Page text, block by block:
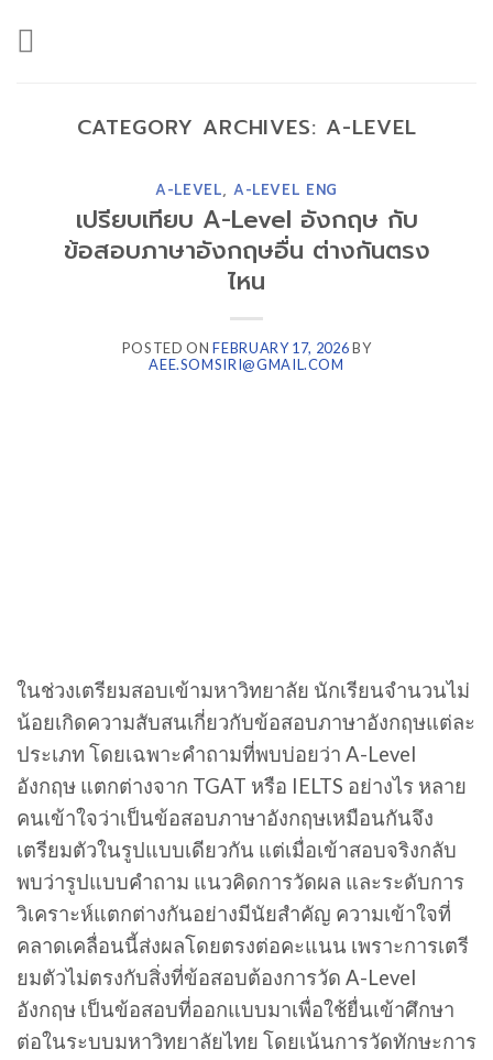
to
CATEGORY ARCHIVES: A-LEVEL
A-LEVEL, A-LEVEL ENG
เปรียบเทียบ A-Level อังกฤษ กับ
ข้อสอบภาษาอังกฤษอื่น ต่างกันตรง
ไหน
POSTED ONFEBRUARY 17, 2026BY
AEE.SOMSIRI@GMAIL.COM
ในช่วงเตรียมสอบเข้ามหาวิทยาลัย นักเรียนจำนวนไม่
น้อยเกิดความสับสนเกี่ยวกับข้อสอบภาษาอังกฤษแต่ละ
ประเภท โดยเฉพาะคำถามที่พบบ่อยว่า A-Level
อังกฤษ แตกต่างจาก TGAT หรือ IELTS อย่างไร หลาย
คนเข้าใจว่าเป็นข้อสอบภาษาอังกฤษเหมือนกันจึง
เตรียมตัวในรูปแบบเดียวกัน แต่เมื่อเข้าสอบจริงกลับ
พบว่ารูปแบบคำถาม แนวคิดการวัดผล และระดับการ
วิเคราะห์แตกต่างกันอย่างมีนัยสำคัญ ความเข้าใจที่
คลาดเคลื่อนนี้ส่งผลโดยตรงต่อคะแนน เพราะการเตรี
ยมตัวไม่ตรงกับสิ่งที่ข้อสอบต้องการวัด A-Level
อังกฤษ เป็นข้อสอบที่ออกแบบมาเพื่อใช้ยื่นเข้าศึกษา
ต่อในระบบมหาวิทยาลัยไทย โดยเน้นการวัดทักษะการ